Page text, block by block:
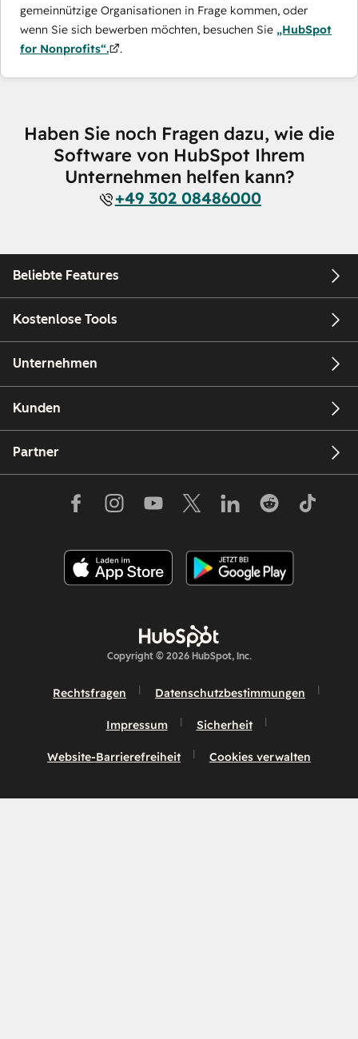
gemeinnützige Organisationen in Frage kommen, oder
wenn Sie sich bewerben möchten, besuchen Sie „HubSpot
for Nonprofits“.
.
Haben Sie noch Fragen dazu, wie die
Software von HubSpot Ihrem
Unternehmen helfen kann?
+49 302 08486000
Beliebte Features
Kostenlose Tools
Unternehmen
Kunden
Partner
Copyright © 2026 HubSpot, Inc.
Rechtsfragen Datenschutzbestimmungen
Impressum Sicherheit
Website-Barrierefreiheit Cookies verwalten